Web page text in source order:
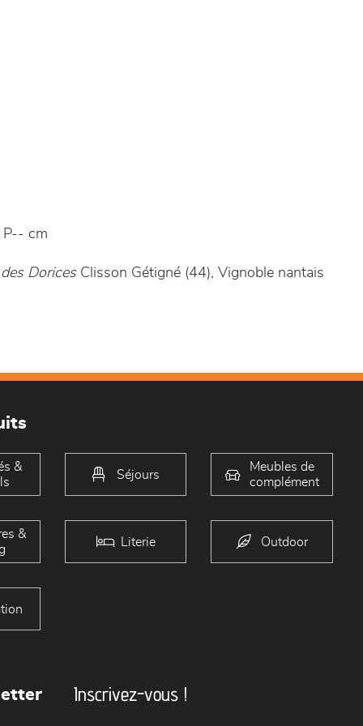
cm
DoricesClisson Gétigné (44), Vignoble nantais
&
Séjours
Meubles de
complément
&
Literie Outdoor
Inscrivez-vous !